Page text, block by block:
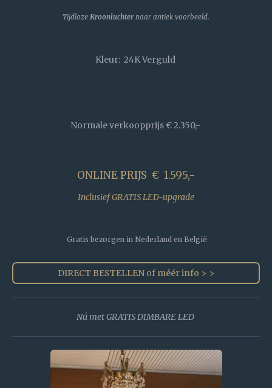
Tijdloze Kroonluchter naar antiek voorbeeld.
Kleur: 24K Verguld
Normale verkoopprijs € 2.350,-
ONLINE PRIJS € 1.595,-
Inclusief GRATIS LED-upgrade
Gratis bezorgen in Nederland en België
DIRECT BESTELLEN of méér info > >
Nú met GRATIS DIMBARE LED